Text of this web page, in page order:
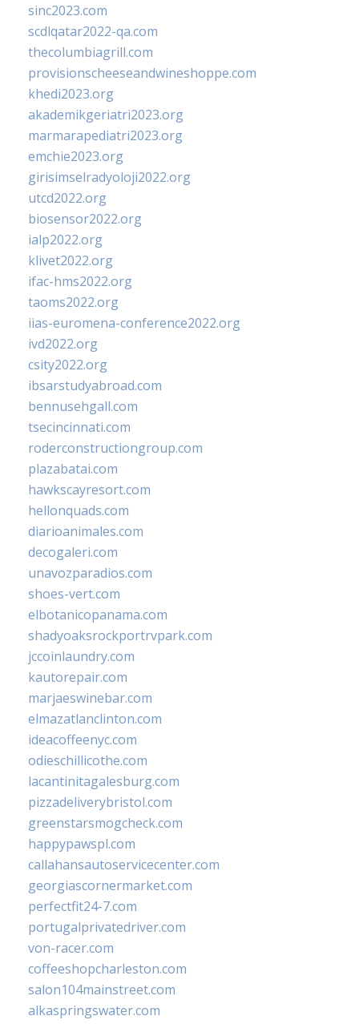
sinc2023.com
scdlqatar2022-qa.com
thecolumbiagrill.com
provisionscheeseandwineshoppe.com
khedi2023.org
akademikgeriatri2023.org
marmarapediatri2023.org
emchie2023.org
girisimselradyoloji2022.org
utcd2022.org
biosensor2022.org
ialp2022.org
klivet2022.org
ifac-hms2022.org
taoms2022.org
iias-euromena-conference2022.org
ivd2022.org
csity2022.org
ibsarstudyabroad.com
bennusehgall.com
tsecincinnati.com
roderconstructiongroup.com
plazabatai.com
hawkscayresort.com
hellonquads.com
diarioanimales.com
decogaleri.com
unavozparadios.com
shoes-vert.com
elbotanicopanama.com
shadyoaksrockportrvpark.com
jccoinlaundry.com
kautorepair.com
marjaeswinebar.com
elmazatlanclinton.com
ideacoffeenyc.com
odieschillicothe.com
lacantinitagalesburg.com
pizzadeliverybristol.com
greenstarsmogcheck.com
happypawspl.com
callahansautoservicecenter.com
georgiascornermarket.com
perfectfit24-7.com
portugalprivatedriver.com
von-racer.com
coffeeshopcharleston.com
salon104mainstreet.com
alkaspringswater.com